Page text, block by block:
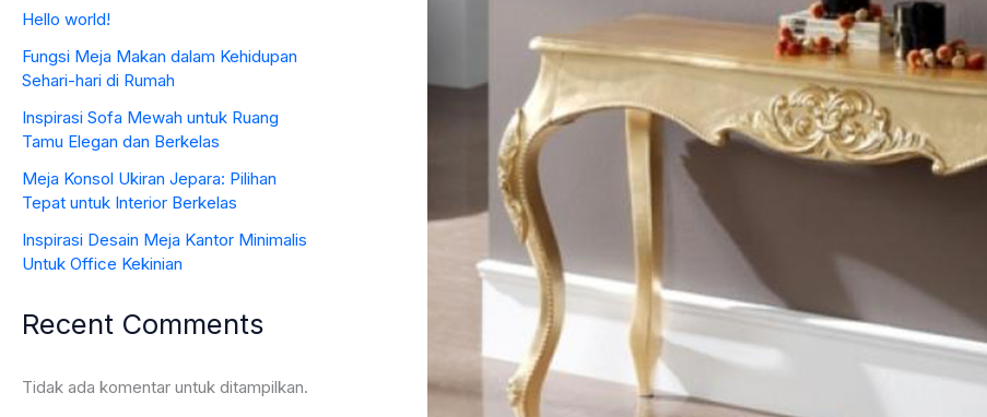
Hello world!
Fungsi Meja Makan dalam Kehidupan
Sehari-hari di Rumah
Inspirasi Sofa Mewah untuk Ruang
Tamu Elegan dan Berkelas
Meja Konsol Ukiran Jepara: Pilihan
Tepat untuk Interior Berkelas
Inspirasi Desain Meja Kantor Minimalis
Untuk Office Kekinian
Recent Comments
Tidak ada komentar untuk ditampilkan.